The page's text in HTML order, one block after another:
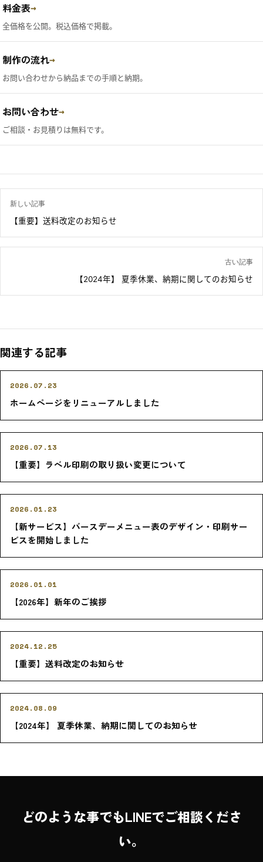
料金表→
全価格を公開。税込価格で掲載。
制作の流れ→
お問い合わせから納品までの手順と納期。
お問い合わせ→
ご相談・お見積りは無料です。
新しい記事
【重要】送料改定のお知らせ
古い記事
【2024年】 夏季休業、納期に関してのお知らせ
関連する記事
2026.07.23
ホームページをリニューアルしました
2026.07.13
【重要】ラベル印刷の取り扱い変更について
2026.01.23
【新サービス】バースデーメニュー表のデザイン・印刷サー
ビスを開始しました
2026.01.01
【2026年】新年のご挨拶
2024.12.25
【重要】送料改定のお知らせ
2024.08.09
【2024年】 夏季休業、納期に関してのお知らせ
どのような事でもLINEでご相談くださ
い。